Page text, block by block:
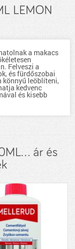
LEMON
a makacs
Felveszi a
és fürdőszobai
könnyű leöblíteni,
kedvenc
és kisebb
ár és